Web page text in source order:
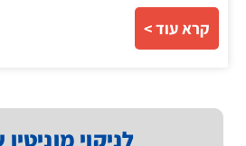
לניקוי
קרא עוד >